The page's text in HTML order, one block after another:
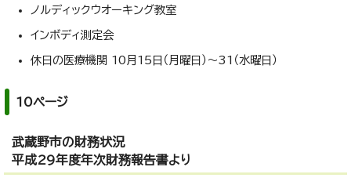
ノルディックウオーキング教室
インボディ測定会
休日の医療機関 10月15日（月曜日）～31（水曜日）
10ページ
武蔵野市の財務状況
平成29年度年次財務報告書より